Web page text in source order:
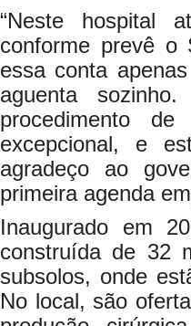
“Neste hospital
conforme prevê o
essa conta
aguenta
procedimento
excepcional, e
agradeço ao
primeira agenda
Inaugurado em
construída de 32
subsolos, onde
No local, são